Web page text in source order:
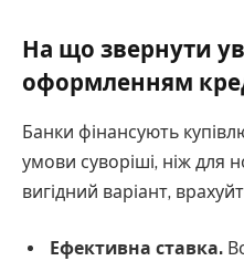
На що звернути
оформленням
Банки фінансують
умови суворіші, ніж для
вигідний варіант,
Ефективна ставка.